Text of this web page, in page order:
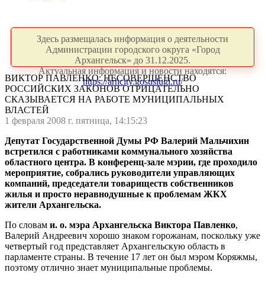
Здесь размещалась информация о деятельности
Администрации городского округа «Город
Архангельск» до 31.12.2025.
Актуальная информация и новости находятся:
https://arhcity.gosuslugi.ru/
ВИКТОР ПАВЛЕНКО: НЕСОВЕРШЕНСТВО
РОССИЙСКИХ ЗАКОНОВ ОТРИЦАТЕЛЬНО
СКАЗЫВАЕТСЯ НА РАБОТЕ МУНИЦИПАЛЬНЫХ
ВЛАСТЕЙ
1 февраля 2008 г. пятница, 14:15:23
Депутат Государственной Думы РФ Валерий Мальчихин
встретился с работниками коммунального хозяйства
областного центра. В конференц-зале мэрии, где проходило
мероприятие, собрались руководители управляющих
компаний, председатели товариществ собственников
жилья и просто неравнодушные к проблемам ЖКХ
жители Архангельска.
По словам и. о. мэра Архангельска Виктора Павленко,
Валерий Андреевич хорошо знаком горожанам, поскольку уже
четвертый год представляет Архангельскую область в
парламенте страны. В течение 17 лет он был мэром Коряжмы,
поэтому отлично знает муниципальные проблемы.